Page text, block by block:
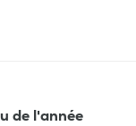
de l'année